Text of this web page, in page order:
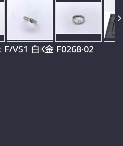
VS1 白K金 F0268-02